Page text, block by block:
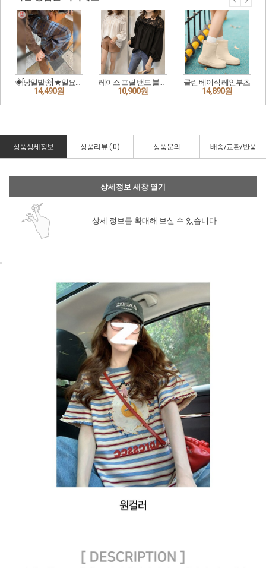
상품상세정보 상품리뷰 ( 0) 상품문의 배송/교환/반품
상세정보 새창 열기
상세 정보를 확대해 보실 수 있습니다.
"